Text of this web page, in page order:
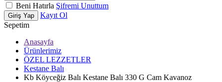
Beni Hatırla Şifremi Unuttum
Giriş Yap
Kayıt Ol
Sepetim
Anasayfa
Ürünlerimiz
ÖZEL LEZZETLER
Kestane Balı
Kb Köyceğiz Balı Kestane Balı 330 G Cam Kavanoz